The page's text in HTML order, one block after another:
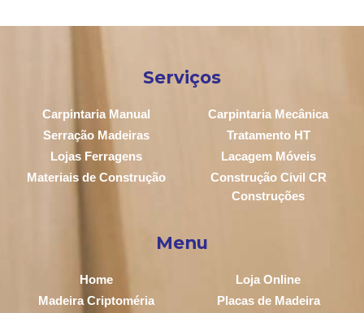
Serviços
Carpintaria Manual
Carpintaria Mecânica
Serração Madeiras
Tratamento HT
Lojas Ferragens
Lacagem Móveis
Materiais de Construção
Construção Civil CR
Construções
Menu
Home
Loja Online
Madeira Criptoméria
Placas de Madeira